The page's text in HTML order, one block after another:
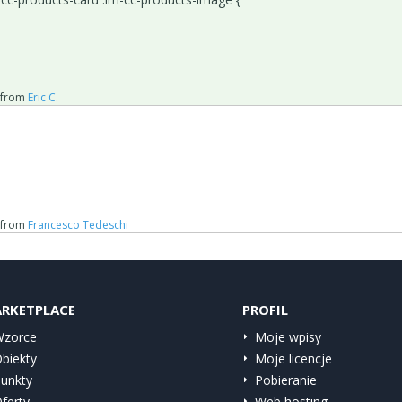
from Eric C.
from Francesco Tedeschi
PROFIL
Moje wpisy
Moje licencje
Pobieranie